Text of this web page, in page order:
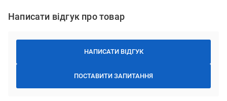
Написати відгук про товар
НАПИСАТИ ВІДГУК
ПОСТАВИТИ ЗАПИТАННЯ